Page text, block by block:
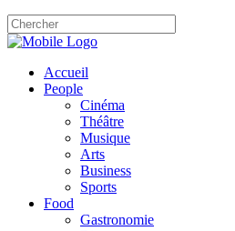
Accueil
People
Cinéma
Théâtre
Musique
Arts
Business
Sports
Food
Gastronomie